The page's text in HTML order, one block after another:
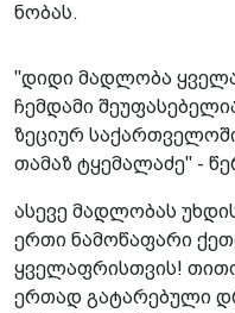
ნო­ბას.
"დიდი მად­ლო­ბა
ჩემ­და­მი
ზე­ცი­ურ
თა­მაზ ტყე­მა­ლა­ძე" -
ასე­ვე მად­ლო­ბას
ერთი ნა­მო­წა­ფა­რი
ყვე­ლაფ­რის­თვის!
ერ­თად გა­ტა­რე­ბუ­ლი